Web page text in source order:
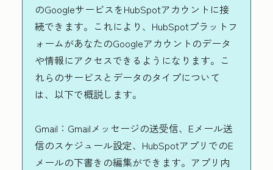
のGoogleサービスをHubSpotアカウントに接
続できます。これにより、HubSpotプラットフ
ォームがあなたのGoogleアカウントのデータ
や情報にアクセスできるようになります。こ
れらのサービスとデータのタイプについて
は、以下で概説します。
Gmail： Gmailメッセージの送受信、Eメール送
信のスケジュール設定、HubSpotアプリでのE
メールの下書きの編集ができます。アプリ内